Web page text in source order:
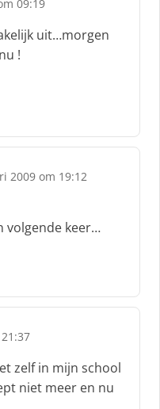
09:19
uit…morgen
!
2009 om 19:12
volgende keer…
zelf in mijn school
niet meer en nu